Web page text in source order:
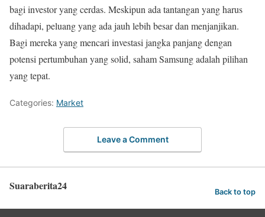
bagi investor yang cerdas. Meskipun ada tantangan yang harus
dihadapi, peluang yang ada jauh lebih besar dan menjanjikan.
Bagi mereka yang mencari investasi jangka panjang dengan
potensi pertumbuhan yang solid, saham Samsung adalah pilihan
yang tepat.
Categories: Market
Leave a Comment
Suaraberita24 Back to top